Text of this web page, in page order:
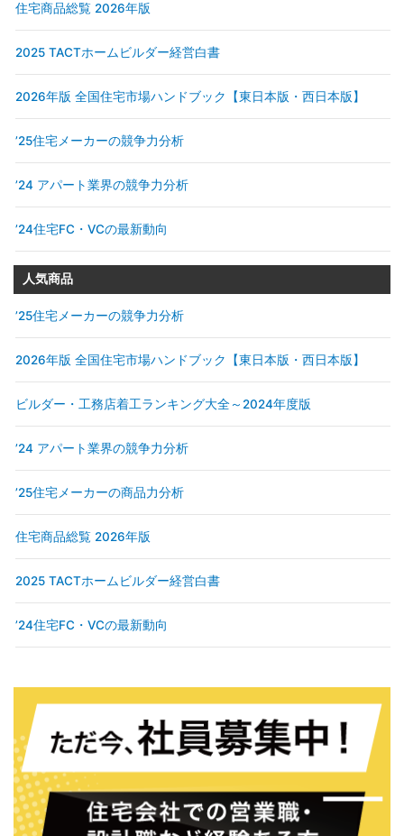
住宅商品総覧 2026年版
2025 TACTホームビルダー経営白書
2026年版 全国住宅市場ハンドブック【東日本版・西日本版】
’25住宅メーカーの競争力分析
’24 アパート業界の競争力分析
’24住宅FC・VCの最新動向
人気商品
’25住宅メーカーの競争力分析
2026年版 全国住宅市場ハンドブック【東日本版・西日本版】
ビルダー・工務店着工ランキング大全～2024年度版
’24 アパート業界の競争力分析
’25住宅メーカーの商品力分析
住宅商品総覧 2026年版
2025 TACTホームビルダー経営白書
’24住宅FC・VCの最新動向